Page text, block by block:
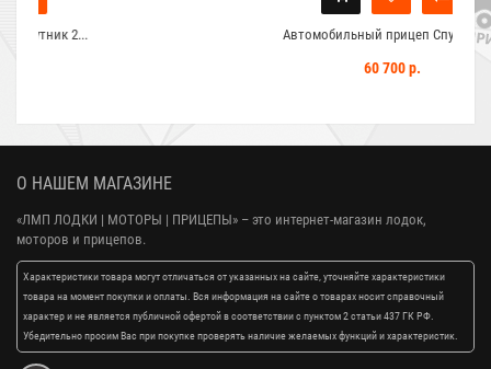
Автомобильный прицеп Спутник 2...
О НАШЕМ МАГАЗИНЕ
«ЛМП ЛОДКИ | МОТОРЫ | ПРИЦЕПЫ» – это интернет-магазин лодок,
моторов и прицепов.
Характеристики товара могут отличаться от указанных на сайте, уточняйте характеристики
товара на момент покупки и оплаты. Вся информация на сайте о товарах носит справочный
характер и не является публичной офертой в соответствии с пунктом 2 статьи 437 ГК РФ.
Убедительно просим Вас при покупке проверять наличие желаемых функций и характеристик.